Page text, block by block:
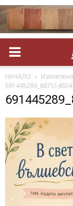
НАЧАЛО